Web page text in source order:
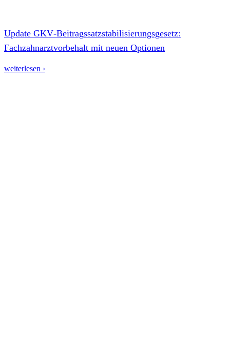
Update GKV‑Beitragssatzstabilisierungsgesetz:
Fachzahnarztvorbehalt mit neuen Optionen
weiterlesen ›